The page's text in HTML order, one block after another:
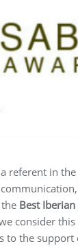
referent in
Best
consider
to the